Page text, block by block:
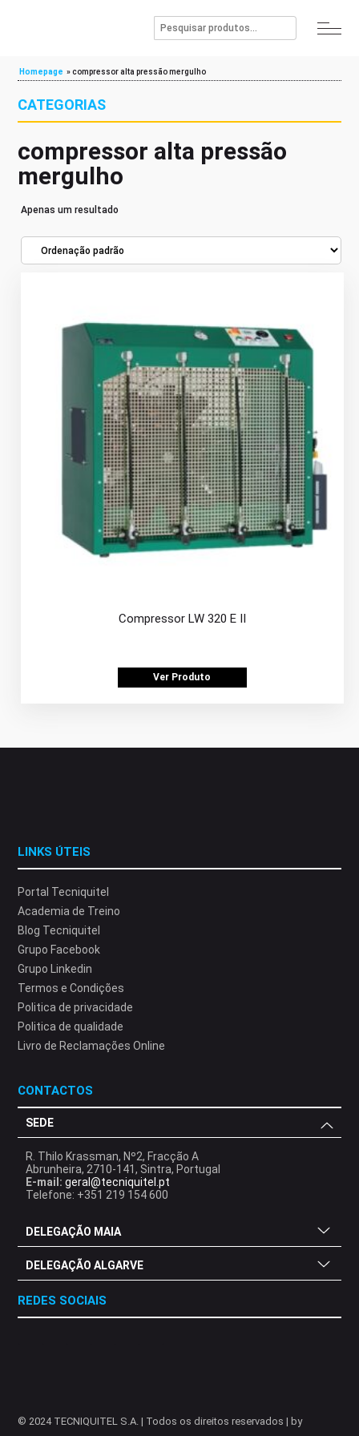
Homepage »compressor alta pressão mergulho
CATEGORIAS
compressor alta pressão
mergulho
Apenas um resultado
Compressor LW 320 E II
Ver Produto
LINKS ÚTEIS
Portal Tecniquitel
Academia de Treino
Blog Tecniquitel
Grupo Facebook
Grupo Linkedin
Termos e Condições
Politica de privacidade
Politica de qualidade
Livro de Reclamações Online
CONTACTOS
SEDE
R. Thilo Krassman, Nº2, Fracção A
Abrunheira, 2710-141, Sintra, Portugal
E-mail: geral@tecniquitel.pt
Telefone: +351 219 154 600
DELEGAÇÃO MAIA
DELEGAÇÃO ALGARVE
REDES SOCIAIS
© 2024 TECNIQUITEL S.A. | Todos os direitos reservados | by